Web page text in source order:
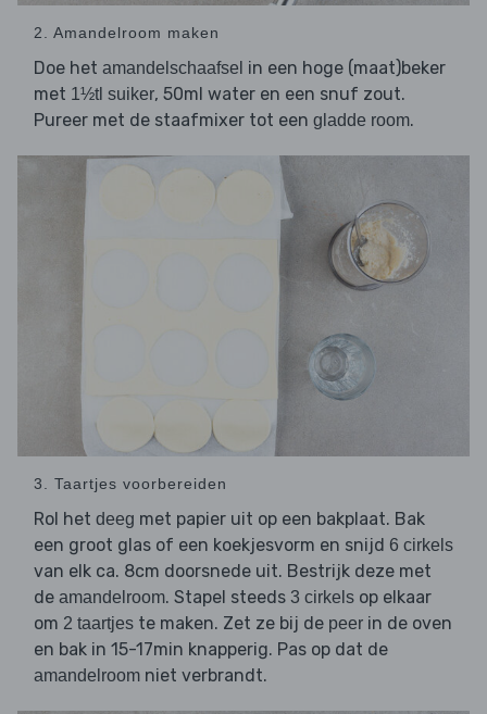
2. Amandelroom maken
Doe het amandelschaafsel in een hoge (maat)beker
met 1½tl suiker, 50ml water en een snuf zout.
Pureer met de staafmixer tot een gladde room.
3. Taartjes voorbereiden
Rol het deeg met papier uit op een bakplaat. Bak
een groot glas of een koekjesvorm en snijd 6 cirkels
van elk ca. 8cm doorsnede uit. Bestrijk deze met
de amandelroom. Stapel steeds 3 cirkels op elkaar
om 2 taartjes te maken. Zet ze bij de peer in de oven
en bak in 15-17min knapperig. Pas op dat de
amandelroom niet verbrandt.